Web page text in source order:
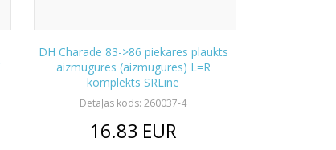
DH Charade 83->86 piekares plaukts
aizmugures (aizmugures) L=R
komplekts SRLine
Detaļas kods: 260037-4
16.83 EUR